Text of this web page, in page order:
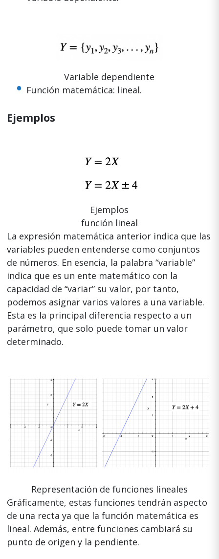
Variable dependiente
Función matemática: lineal.
Ejemplos
Ejemplos
función lineal
La expresión matemática anterior indica que las
variables pueden entenderse como conjuntos
de números. En esencia, la palabra “variable”
indica que es un ente matemático con la
capacidad de “variar” su valor, por tanto,
podemos asignar varios valores a una variable.
Esta es la principal diferencia respecto a un
parámetro, que solo puede tomar un valor
determinado.
Representación de funciones lineales
Gráficamente, estas funciones tendrán aspecto
de una recta ya que la función matemática es
lineal. Además, entre funciones cambiará su
punto de origen y la pendiente.